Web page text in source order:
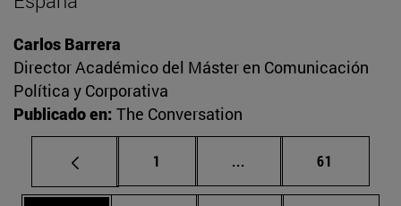
Carlos Barrera
Director Académico del Máster en Comunicación
Política y Corporativa
Publicado en: The Conversation
Página
1 ... Páginas intermedias
Página
61